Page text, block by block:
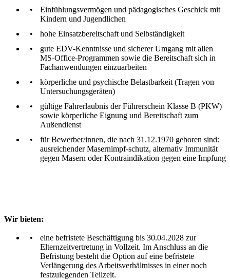
Einfühlungsvermögen und pädagogisches Geschick mit
Kindern und Jugendlichen
hohe Einsatzbereitschaft und Selbständigkeit
gute EDV-Kenntnisse und sicherer Umgang mit allen
MS-Office-Programmen sowie die Bereitschaft sich in
Fachanwendungen einzuarbeiten
körperliche und psychische Belastbarkeit (Tragen von
Untersuchungsgeräten)
gültige Fahrerlaubnis der Führerschein Klasse B (PKW)
sowie körperliche Eignung und Bereitschaft zum
Außendienst
für Bewerber/innen, die nach 31.12.1970 geboren sind:
ausreichender Masernimpf-schutz, alternativ Immunität
gegen Masern oder Kontraindikation gegen eine Impfung
Wir bieten:
eine befristete Beschäftigung bis 30.04.2028 zur
Elternzeitvertretung in Vollzeit. Im Anschluss an die
Befristung besteht die Option auf eine befristete
Verlängerung des Arbeitsverhältnisses in einer noch
festzulegenden Teilzeit.